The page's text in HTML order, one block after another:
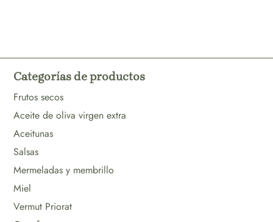
Categorías de productos
Frutos secos
Aceite de oliva virgen extra
Aceitunas
Salsas
Mermeladas y membrillo
Miel
Vermut Priorat